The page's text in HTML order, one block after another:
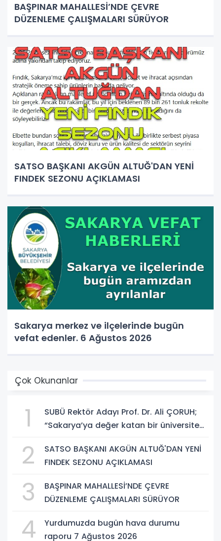
BAŞPINAR MAHALLESİ’NDE ÇEVRE
DÜZENLEME ÇALIŞMALARI SÜRÜYOR
SATSO BAŞKANI AKGÜN ALTUĞ'DAN YENİ
FINDEK SEZONU AÇIKLAMASI
Sakarya merkez ve ilçelerinde bugün
vefat edenler. 6 Ağustos 2026
Çok Okunanlar
1
SUBÜ Rektör Adayı Prof. Dr. Ali ÇORUH;
“Sakarya’ya değer katan bir üniversite
2
SATSO BAŞKANI AKGÜN ALTUĞ'DAN YENİ
FINDEK SEZONU AÇIKLAMASI
3
BAŞPINAR MAHALLESİ’NDE ÇEVRE
DÜZENLEME ÇALIŞMALARI SÜRÜYOR
4
Yurdumuzda bugün hava durumu
raporu 7 Ağustos 2026